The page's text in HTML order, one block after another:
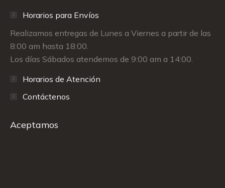
Horarios para Envíos
Realizamos entregas de Lunes a Viernes a partir de las
8:00 am hasta 18:00.
Los días Sábados atendemos de 9:00 am a 14:00.
Horarios de Atención
Contáctenos
Aceptamos